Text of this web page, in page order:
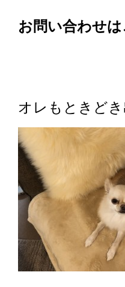
お問い合わせ
オレもときど